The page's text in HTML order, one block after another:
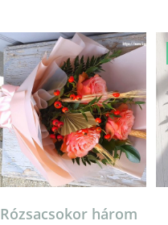
Rózsacsokor három